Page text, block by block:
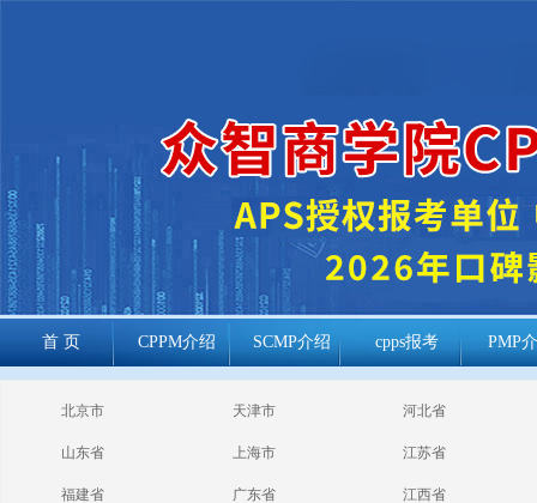
首 页 CPPM介绍 SCMP介绍 cpps报考 PMP
cppm报考常见
问题
北京市 天津市 河北省
山东省 上海市 江苏省
福建省 广东省 江西省